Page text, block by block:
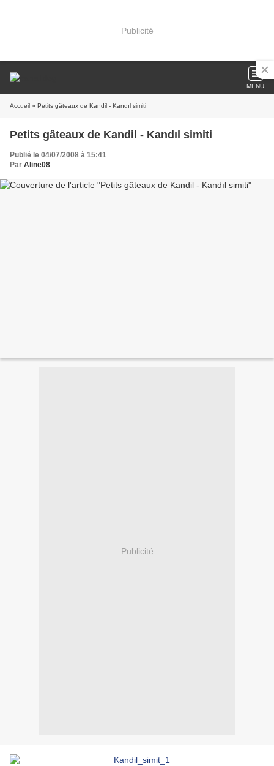
Publicité
MENU
Accueil » Petits gâteaux de Kandil - Kandıl simiti
Petits gâteaux de Kandil - Kandıl simiti
Publié le 04/07/2008 à 15:41
Par Aline08
Publicité